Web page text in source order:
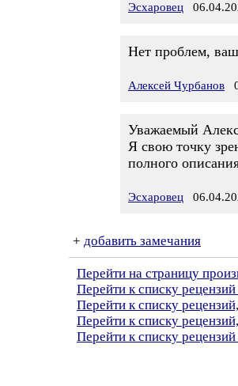
Эсхаровец
Нет проблем,
Алексей Чурбанов
Уважаемый
Я свою точку
полного
Эсхаровец
+ добавить замечания
Перейти на страницу
Перейти к списку
Перейти к списку
Перейти к списку
Перейти к списку